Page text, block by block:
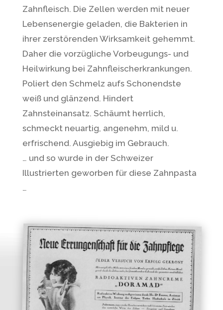
Zahnfleisch. Die Zellen werden mit neuer
Lebensenergie geladen, die Bakterien in
ihrer zerstörenden Wirksamkeit gehemmt.
Daher die vorzügliche Vorbeugungs- und
Heilwirkung bei Zahnfleischerkrankungen.
Poliert den Schmelz aufs Schonendste
weiß und glänzend. Hindert
Zahnsteinansatz. Schäumt herrlich,
schmeckt neuartig, angenehm, mild u.
erfrischend. Ausgiebig im Gebrauch.
… und so wurde in der Schweizer
Illustrierten geworben für diese Zahnpasta
…